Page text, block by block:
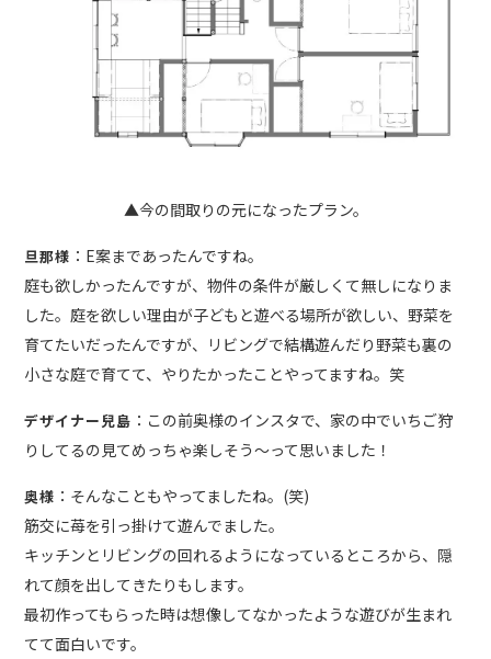
▲今の間取りの元になったプラン。
旦那様 ：E案まであったんですね。
庭も欲しかったんですが、物件の条件が厳しくて無しになりま
した。庭を欲しい理由が子どもと遊べる場所が欲しい、野菜を
育てたいだったんですが、リビングで結構遊んだり野菜も裏の
小さな庭で育てて、やりたかったことやってますね。笑
デザイナー兒島 ：この前奥様のインスタで、家の中でいちご狩
りしてるの見てめっちゃ楽しそう〜って思いました！
奥様 ：そんなこともやってましたね。(笑)
筋交に苺を引っ掛けて遊んでました。
キッチンとリビングの回れるようになっているところから、隠
れて顔を出してきたりもします。
最初作ってもらった時は想像してなかったような遊びが生まれ
てて面白いです。